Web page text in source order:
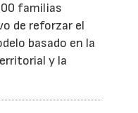
familias
de reforzar el
basado en la
y la